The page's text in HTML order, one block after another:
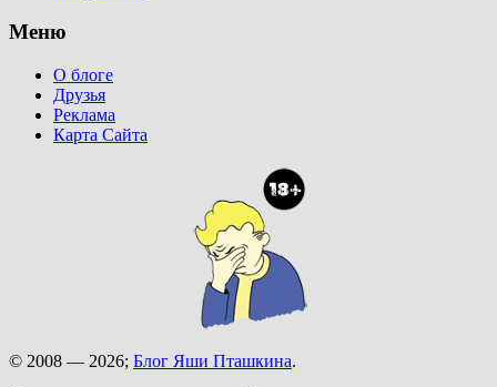
Меню
О блоге
Друзья
Реклама
Карта Сайта
© 2008 — 2026; Блог Яши Пташкина.